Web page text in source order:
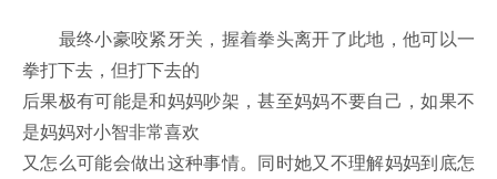
最终小豪咬紧牙关，握着拳头离开了此地，他可以一
拳打下去，但打下去的
后果极有可能是和妈妈吵架，甚至妈妈不要自己，如果不
是妈妈对小智非常喜欢
又怎么可能会做出这种事情。同时她又不理解妈妈到底怎